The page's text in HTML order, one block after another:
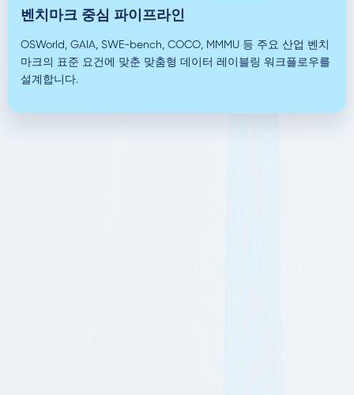
벤치마크 중심 파이프라인
OSWorld, GAIA, SWE-bench, COCO, MMMU 등 주요 산업 벤치
마크의 표준 요건에 맞춘 맞춤형 데이터 레이블링 워크플로우를
설계합니다.